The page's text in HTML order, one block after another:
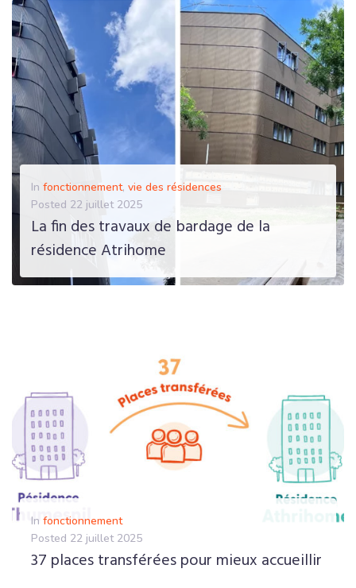
EN SAVOIR PLUS
In fonctionnement, vie des résidences
Posted 22 juillet 2025
La fin des travaux de bardage de la
résidence Atrihome
In fonctionnement
Posted 22 juillet 2025
37 places transférées pour mieux accueillir